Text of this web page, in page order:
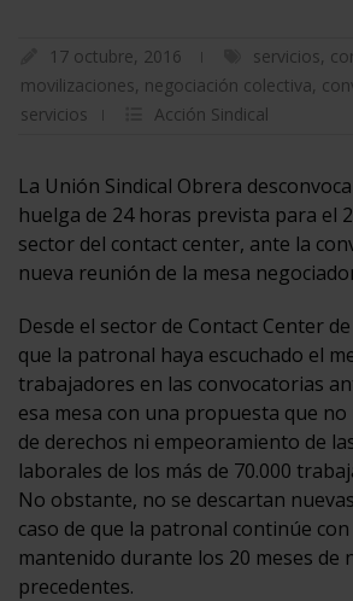
17 octubre, 2016 servicios,
movilizaciones, negociación colectiva,
servicios
Acción Sindical
La Unión Sindical Obrera
huelga de 24 horas prevista para el
sector del contact center, ante la
nueva reunión de la mesa
Desde el sector de Contact Center
que la patronal haya escuchado el
trabajadores en las convocatorias
esa mesa con una propuesta que
de derechos ni empeoramiento de
laborales de los más de 70.000
No obstante, no se descartan
caso de que la patronal continúe
mantenido durante los 20 meses de
precedentes.